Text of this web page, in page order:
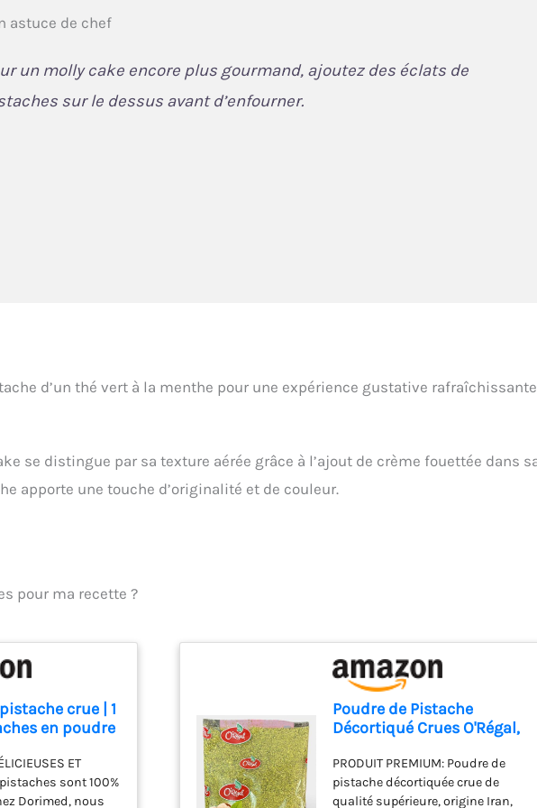
astuce de chef
un molly cake encore plus gourmand, ajoutez des éclats de
sur le dessus avant d’enfourner.
d’un thé vert à la menthe pour une expérience gustative
se distingue par sa texture aérée grâce à l’ajout de crème fouettée dans
apporte une touche d’originalité et de couleur.
pour ma recette ?
crue | 1
en poudre
pour les
sel | adapté
et végans |
ET
sont 100%
Dorimed, nous
Poudre de Pistache
Décortiqué Crues O'Régal,
PRODUIT PREMIUM: Poudre de
pistache décortiquée crue de
qualité supérieure, origine Iran,